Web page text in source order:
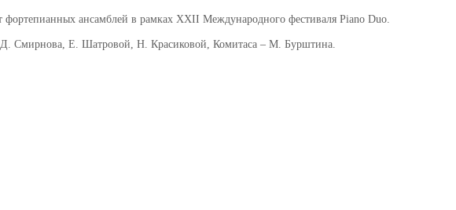
фортепианных ансамблей в рамках XXII Международного фестиваля Piano Duo.
Смирнова, Е. Шатровой, Н. Красиковой, Комитаса – М. Бурштина.